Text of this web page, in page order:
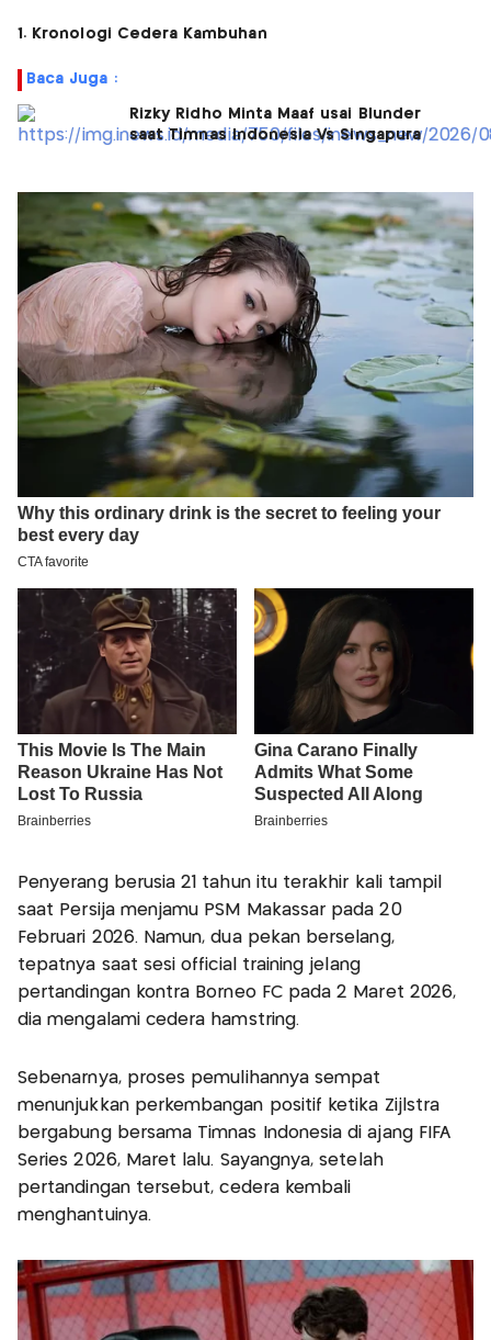
1. Kronologi Cedera Kambuhan
Baca Juga :
Rizky Ridho Minta Maaf usai Blunder
saat Timnas Indonesia Vs Singapura
Penyerang berusia 21 tahun itu terakhir kali tampil
saat Persija menjamu PSM Makassar pada 20
Februari 2026. Namun, dua pekan berselang,
tepatnya saat sesi official training jelang
pertandingan kontra Borneo FC pada 2 Maret 2026,
dia mengalami cedera hamstring.
Sebenarnya, proses pemulihannya sempat
menunjukkan perkembangan positif ketika Zijlstra
bergabung bersama Timnas Indonesia di ajang FIFA
Series 2026, Maret lalu. Sayangnya, setelah
pertandingan tersebut, cedera kembali
menghantuinya.